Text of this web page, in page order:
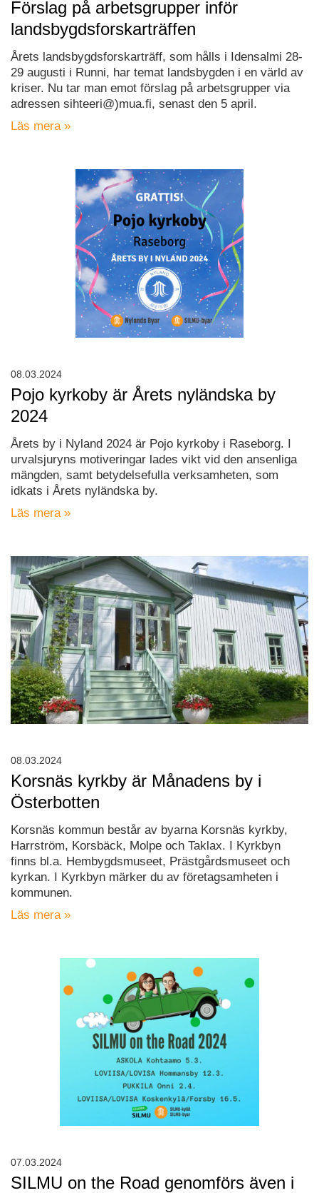
Förslag på arbetsgrupper inför
landsbygdsforskarträffen
Årets landsbygdsforskarträff, som hålls i Idensalmi 28-
29 augusti i Runni, har temat landsbygden i en värld av
kriser. Nu tar man emot förslag på arbetsgrupper via
adressen sihteeri@)mua.fi, senast den 5 april.
Läs mera »
Pojo kyrkoby är Årets nyländska by
2024
Årets by i Nyland 2024 är Pojo kyrkoby i Raseborg. I
urvalsjuryns motiveringar lades vikt vid den ansenliga
mängden, samt betydelsefulla verksamheten, som
idkats i Årets nyländska by.
Läs mera »
08.03.2024
Korsnäs kyrkby är Månadens by i
Österbotten
Korsnäs kommun består av byarna Korsnäs kyrkby,
Harrström, Korsbäck, Molpe och Taklax. I Kyrkbyn
finns bl.a. Hembygdsmuseet, Prästgårdsmuseet och
kyrkan. I Kyrkbyn märker du av företagsamheten i
kommunen.
Läs mera »
08.03.2024
SILMU on the Road genomförs även i
07.03.2024